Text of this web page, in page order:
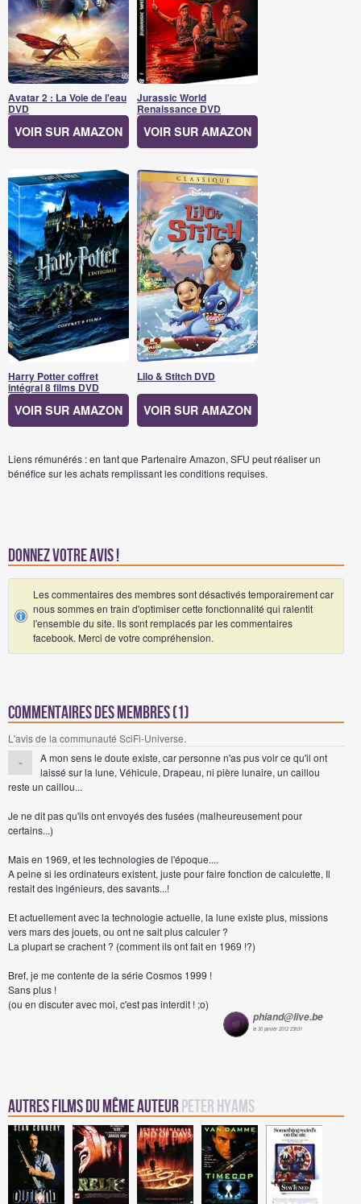
Avatar 2 : La Voie de l'eau
DVD
VOIR SUR AMAZON
Jurassic World
Renaissance DVD
VOIR SUR AMAZON
Harry Potter coffret
intégral 8 films DVD
VOIR SUR AMAZON
Lilo & Stitch DVD
VOIR SUR AMAZON
Liens rémunérés : en tant que Partenaire Amazon, SFU peut réaliser un
bénéfice sur les achats remplissant les conditions requises.
Donnez votre avis !
Les commentaires des membres sont désactivés temporairement car
nous sommes en train d'optimiser cette fonctionnalité qui ralentit
l'ensemble du site. Ils sont remplacés par les commentaires
facebook. Merci de votre compréhension.
Commentaires des membres (1)
L'avis de la communauté SciFi-Universe.
-
A mon sens le doute existe, car personne n'as pus voir ce qu'il ont
laissé sur la lune, Véhicule, Drapeau, ni pière lunaire, un caillou
reste un caillou...
Je ne dit pas qu'ils ont envoyés des fusées (malheureusement pour
certains...)
Mais en 1969, et les technologies de l'époque....
A peine si les ordinateurs existent, juste pour faire fonction de calculette, Il
restait des ingénieurs, des savants...!
Et actuellement avec la technologie actuelle, la lune existe plus, missions
vers mars des jouets, ou ont ne sait plus calculer ?
La plupart se crachent ? (comment ils ont fait en 1969 !?)
Bref, je me contente de la série Cosmos 1999 !
Sans plus !
(ou en discuter avec moi, c'est pas interdit ! ;o)
phiand@live.be
le 30 janvier 2012 23h31
Autres Films du même auteur Peter Hyams